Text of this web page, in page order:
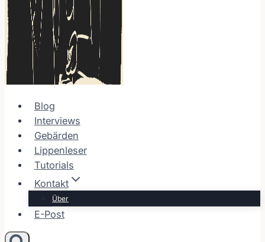
Blog
Interviews
Gebärden
Lippenleser
Tutorials
Kontakt
Über
E-Post